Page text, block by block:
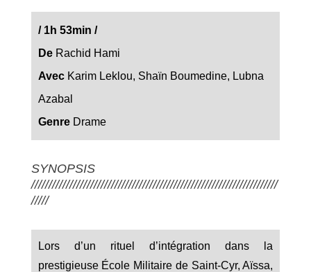
/1h 53min /
DeRachid Hami
AvecKarim Leklou, Shaïn Boumedine, Lubna
Azabal
GenreDrame
SYNOPSIS
///////////////////////////////////////////////////////////////////////
/////
Lors d’un rituel d’intégration dans la
prestigieuse École Militaire de Saint-Cyr, Aïssa,